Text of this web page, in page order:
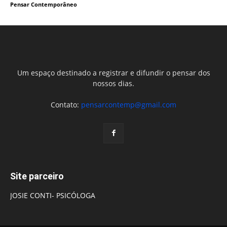
Pensar Contemporâneo
Um espaço destinado a registrar e difundir o pensar dos
nossos dias.
Contato: pensarcontemp@gmail.com
Site parceiro
JOSIE CONTI- PSICÓLOGA